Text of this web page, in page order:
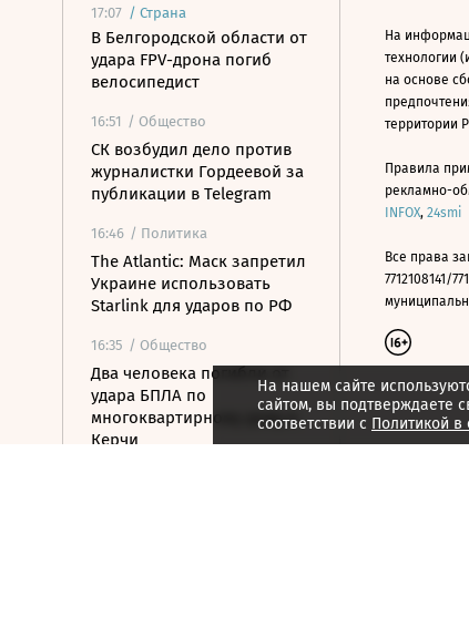
17:07 / Страна
В Белгородской области от
удара FPV-дрона погиб
велосипедист
16:51 / Общество
СК возбудил дело против
журналистки Гордеевой за
публикации в Telegram
16:46 / Политика
The Atlantic: Маск запретил
Украине использовать
Starlink для ударов по РФ
16:35 / Общество
Два человека погибли от
удара БПЛА по
многоквартирному дому в
Керчи
На нашем сайте
сайтом, вы подтверждаете
соответствии с Политикой
На
технологии
на основе
территории
Правила
рекламно-
INFOX, 24smi
Все права
7712108141/